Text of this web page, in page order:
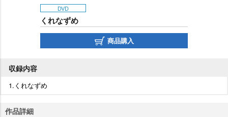
DVD
くれなずめ
商品購入
収録内容
1.くれなずめ
作品詳細